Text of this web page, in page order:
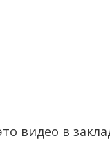
видео в